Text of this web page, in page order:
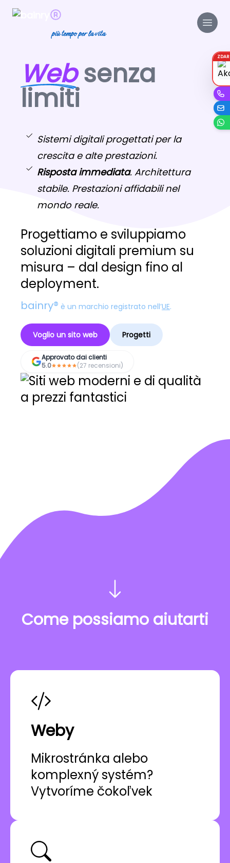
più tempo per la vita
Websenza
limiti
Sistemi digitali progettati per la
crescita e alte prestazioni.
Risposta immediata. Architettura
stabile. Prestazioni affidabili nel
mondo reale.
Progettiamo e sviluppiamo
soluzioni digitali premium su
misura – dal design fino al
deployment.
bainry® è un marchio registrato nell’UE.
Voglio un sito web Progetti
Approvato dai clienti
5.0
(27 recensioni)
Come possiamo aiutarti
Weby
Mikrostránka alebo
komplexný systém?
Vytvoríme čokoľvek